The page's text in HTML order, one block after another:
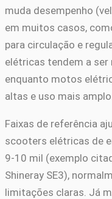
muda desempenho
em muitos casos,
para circulação e
elétricas tendem a ser
enquanto motos
altas e uso mais amplo.
Faixas de referência
scooters elétricas de
9-10 mil (exemplo
Shineray SE3),
limitações claras. Já